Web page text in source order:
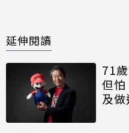
延伸閱讀
71
但
及